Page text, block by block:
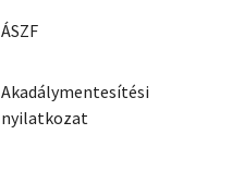
ÁSZF
Akadálymentesítési
nyilatkozat